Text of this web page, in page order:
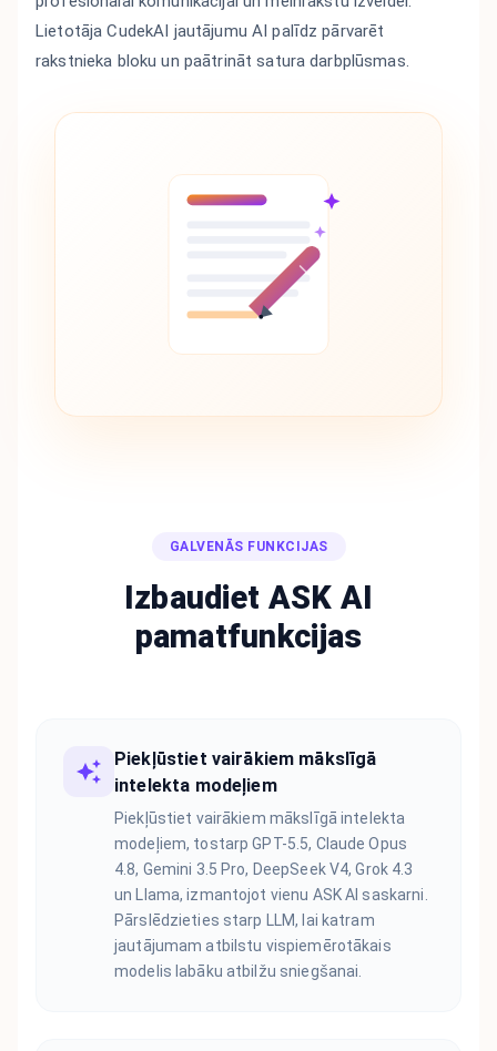
Lietotāja CudekAI jautājumu AI palīdz pārvarēt
rakstnieka bloku un paātrināt satura darbplūsmas.
GALVENĀS FUNKCIJAS
Izbaudiet ASK AI
pamatfunkcijas
Piekļūstiet vairākiem mākslīgā
intelekta modeļiem
Piekļūstiet vairākiem mākslīgā intelekta
modeļiem, tostarp GPT-5.5, Claude Opus
4.8, Gemini 3.5 Pro, DeepSeek V4, Grok 4.3
un Llama, izmantojot vienu ASK AI saskarni.
Pārslēdzieties starp LLM, lai katram
jautājumam atbilstu vispiemērotākais
modelis labāku atbilžu sniegšanai.